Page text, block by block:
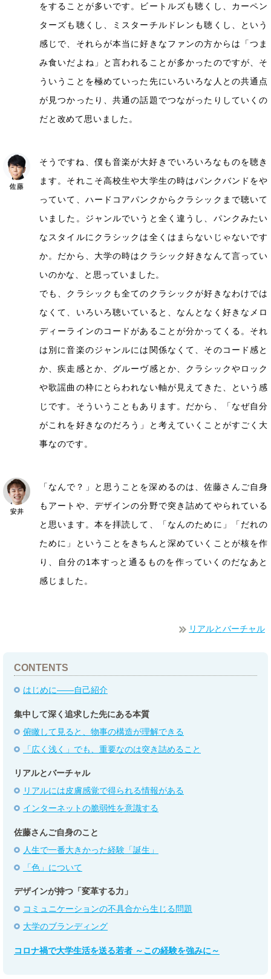
をすることが多いです。ビートルズも聴くし、カーペン
ターズも聴くし、ミスターチルドレンも聴くし、という
感じで、それらが本当に好きなファンの方からは「つま
み食いだよね」と言われることが多かったのですが、そ
ういうことを極めていった先にいろいろな人との共通点
が見つかったり、共通の話題でつながったりしていくの
だと改めて思いました。
そうですね、僕も音楽が大好きでいろいろなものを聴き
ます。それこそ高校生や大学生の時はパンクバンドをや
っていて、ハードコアパンクからクラシックまで聴いて
いました。ジャンルでいうと全く違うし、パンクみたい
なスタイルにクラシックは全くはまらないじゃないです
か。だから、大学の時はクラシック好きなんて言ってい
いのかな、と思っていました。
でも、クラシックも全てのクラシックが好きなわけでは
なくて、いろいろ聴いていると、なんとなく好きなメロ
ディーラインのコードがあることが分かってくる。それ
は別に音楽のジャンルには関係なくて、そのコード感と
か、疾走感とか、グルーヴ感とか、クラシックやロック
や歌謡曲の枠にとらわれない軸が見えてきた、という感
じです。そういうこともあります。だから、「なぜ自分
がこれを好きなのだろう」と考えていくことがすごく大
事なのです。
「なんで？」と思うことを深めるのは、佐藤さんご自身
もアートや、デザインの分野で突き詰めてやられている
と思います。本を拝読して、「なんのために」「だれの
ために」ということをきちんと深めていくことが核を作
り、自分の1本すっと通るものを作っていくのだなあと
感じました。
リアルとバーチャル
CONTENTS
はじめに――自己紹介
集中して深く追求した先にある本質
俯瞰して見ると、物事の構造が理解できる
「広く浅く」でも、重要なのは突き詰めること
リアルとバーチャル
リアルには皮膚感覚で得られる情報がある
インターネットの脆弱性を意識する
佐藤さんご自身のこと
人生で一番大きかった経験「誕生」
「色」について
デザインが持つ「変革する力」
コミュニケーションの不具合から生じる問題
大学のブランディング
コロナ禍で大学生活を送る若者 ～この経験を強みに～